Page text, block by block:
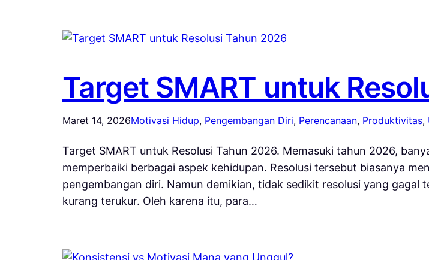
Target SMART untuk
Maret 14, 2026Motivasi Hidup, Pengembangan Diri, Perencanaan, Produktivitas,
Target SMART untuk Resolusi Tahun 2026. Memasuki tahun 2026,
memperbaiki berbagai aspek kehidupan. Resolusi tersebut biasanya
pengembangan diri. Namun demikian, tidak sedikit resolusi yang
kurang terukur. Oleh karena itu, para…